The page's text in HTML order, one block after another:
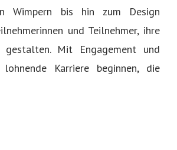
Wimpern bis hin zum Design
und Teilnehmer, ihre
Mit Engagement und
Karriere beginnen, die